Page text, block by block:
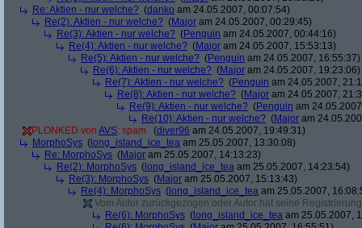
Re: Aktien - nur welche? (danko am 24.05.2007, 00:07:54)
Re(2): Aktien - nur welche? (Major am 24.05.2007, 00:29:45)
Re(3): Aktien - nur welche? (Penguin am 24.05.2007, 00:44:16)
Re(4): Aktien - nur welche? (Major am 24.05.2007, 15:53:13)
Re(5): Aktien - nur welche? (Penguin am 24.05.2007, 16:55:37)
Re(6): Aktien - nur welche? (Major am 24.05.2007, 19:23:06)
Re(7): Aktien - nur welche? (Penguin am 24.05.2007,
Re(8): Aktien - nur welche? (Major am 24.05.2007,
Re(9): Aktien - nur welche? (Penguin am
Re(10): Aktien - nur welche? (Major am
PLONKED von AVS: spam (diver96 am 24.05.2007, 19:49:31)
MorphoSys ( long_island_ice_tea am 25.05.2007, 13:30:08)
Re: MorphoSys (Major am 25.05.2007, 14:13:23)
Re(2): MorphoSys ( long_island_ice_tea am 25.05.2007, 14:23:54)
Re(3): MorphoSys (Major am 25.05.2007, 15:13:43)
Re(4): MorphoSys ( long_island_ice_tea am 25.05.2007,
Vom Autor zurückgezogen oder Autor hat seine
Re(6): MorphoSys ( long_island_ice_tea am 25.05.2007,